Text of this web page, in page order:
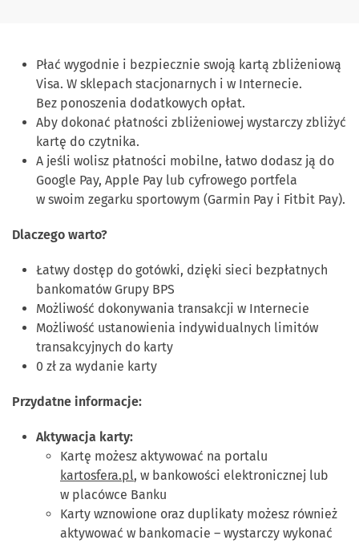
Płać wygodnie i bezpiecznie swoją kartą zbliżeniową
Visa. W sklepach stacjonarnych i w Internecie.
Bez ponoszenia dodatkowych opłat.
Aby dokonać płatności zbliżeniowej wystarczy zbliżyć
kartę do czytnika.
A jeśli wolisz płatności mobilne, łatwo dodasz ją do
Google Pay, Apple Pay lub cyfrowego portfela
w swoim zegarku sportowym (Garmin Pay i Fitbit Pay).
Dlaczego warto?
Łatwy dostęp do gotówki, dzięki sieci bezpłatnych
bankomatów Grupy BPS
Możliwość dokonywania transakcji w Internecie
Możliwość ustanowienia indywidualnych limitów
transakcyjnych do karty
0 zł za wydanie karty
Przydatne informacje:
Aktywacja karty:
Kartę możesz aktywować na portalu
kartosfera.pl, w bankowości elektronicznej lub
w placówce Banku
Karty wznowione oraz duplikaty możesz również
aktywować w bankomacie – wystarczy wykonać